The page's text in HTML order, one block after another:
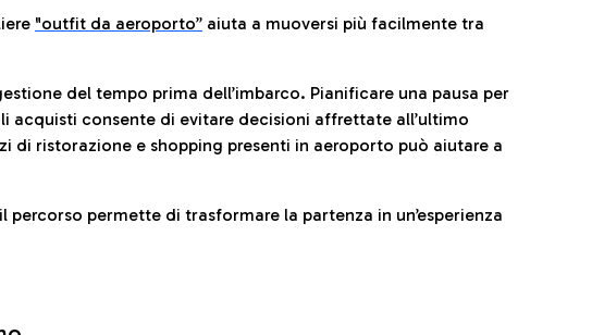
"outfit da aeroporto” aiuta a muoversi più facilmente tra
del tempo prima dell’imbarco. Pianificare una pausa per
acquisti consente di evitare decisioni affrettate all’ultimo
di ristorazione e shopping presenti in aeroporto può aiutare a
permette di trasformare la partenza in un’esperienza